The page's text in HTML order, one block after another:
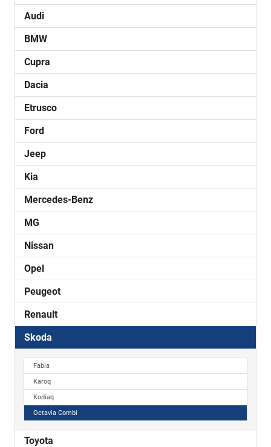
Audi
BMW
Cupra
Dacia
Etrusco
Ford
Jeep
Kia
Mercedes-Benz
MG
Nissan
Opel
Peugeot
Renault
Skoda
Fabia
Karoq
Kodiaq
Octavia Combi
Toyota